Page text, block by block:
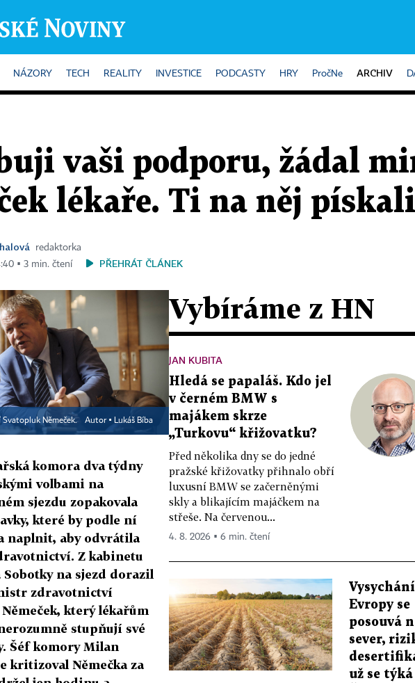
NÁZORY TECH REALITY INVESTICE PODCASTY HRY PročNe ARCHIV
vaši podporu, žádal
lékaře. Ti na něj pískali
redaktorka
▪ 3 min. čtení
PŘEHRÁT ČLÁNEK
Němeček. Autor ▪ Lukáš Bíba
komora dva týdny
volbami na
sjezdu zopakovala
které by podle ní
naplnit, aby odvrátila
Z kabinetu
Sobotky na sjezd dorazil
zdravotnictví
který lékařům
stupňují své
Šéf komory Milan
kritizoval Němečka za
Vybíráme z HN
JAN KUBITA
Hledá se papaláš. Kdo jel
v černém BMW s
majákem skrze
„Turkovu“ křižovatku?
Před několika dny se do jedné
pražské křižovatky přihnalo obří
luxusní BMW se začerněnými
skly a blikajícím majáčkem na
střeše. Na červenou...
4. 8. 2026 ▪ 6 min. čtení
Vysychání
Evropy se
posouvá
sever,
už se